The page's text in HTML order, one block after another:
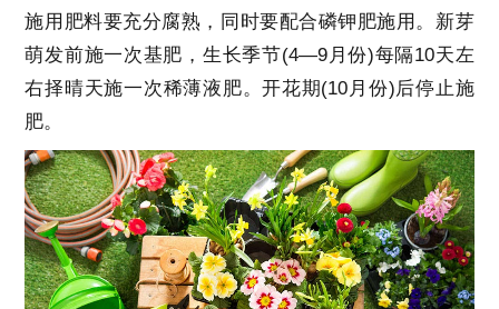
施用肥料要充分腐熟，同时要配合磷钾肥施用。新芽
萌发前施一次基肥，生长季节(4—9月份)每隔10天左
右择晴天施一次稀薄液肥。开花期(10 月份)后停止施
肥。